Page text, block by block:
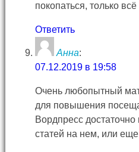
покопаться, только
Ответить
Анна:
07.12.2019 в 19:58
Очень любопытный
для повышения
Вордпресс
статей на нем, или